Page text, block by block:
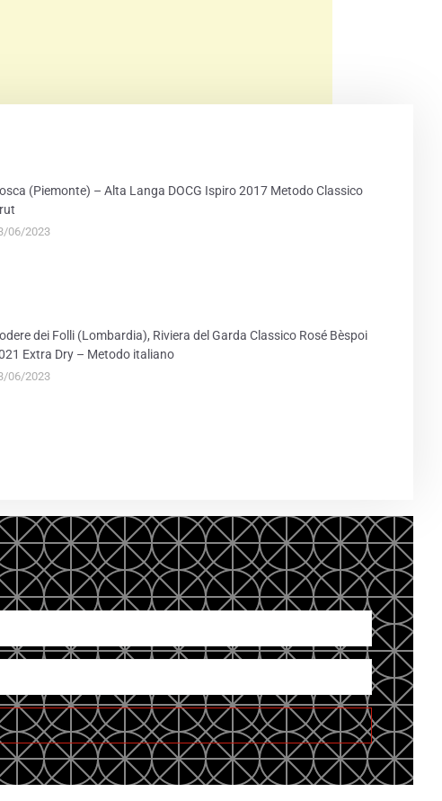
(Piemonte) – Alta Langa DOCG Ispiro 2017 Metodo Classico
06/2023
dei Folli (Lombardia), Riviera del Garda Classico Rosé Bèspoi
Extra Dry – Metodo italiano
06/2023